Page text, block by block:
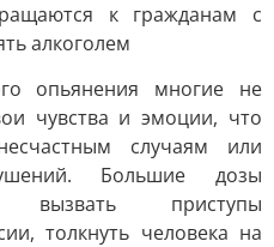
к гражданам с
алкоголем
опьянения многие не
чувства и эмоции, что
случаям или
Большие дозы
вызвать приступы
толкнуть человека на